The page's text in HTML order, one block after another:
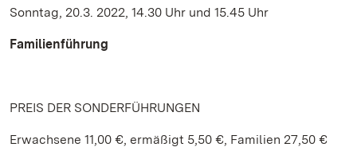
Sonntag, 20.3. 2022, 14.30 Uhr und 15.45 Uhr
Familienführung
PREIS DER SONDERFÜHRUNGEN
Erwachsene 11,00 €, ermäßigt 5,50 €, Familien 27,50 €